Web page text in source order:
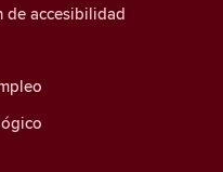
de accesibilidad